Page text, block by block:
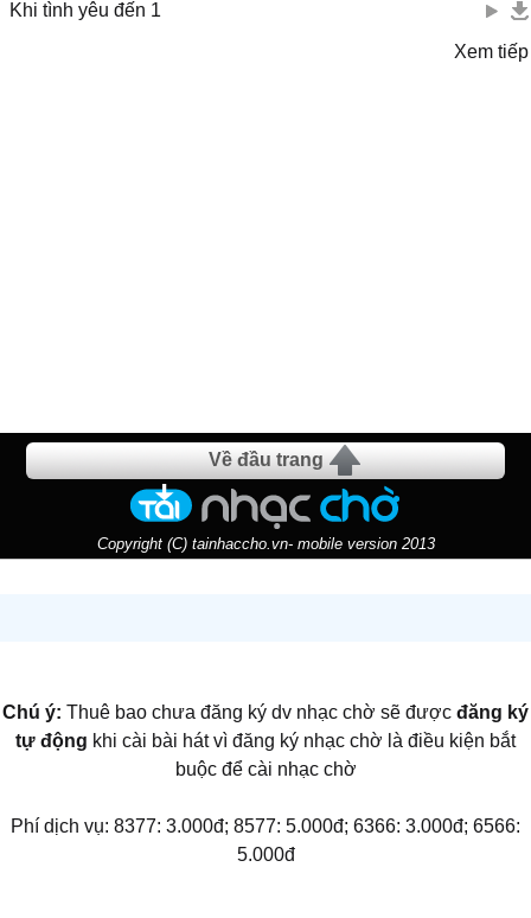
Khi tình yêu đến 1
Xem tiếp
Về đầu trang
Copyright (C) tainhaccho.vn- mobile version 2013
Chú ý: Thuê bao chưa đăng ký dv nhạc chờ sẽ được đăng ký
tự động khi cài bài hát vì đăng ký nhạc chờ là điều kiện bắt
buộc để cài nhạc chờ
Phí dịch vụ: 8377: 3.000đ; 8577: 5.000đ; 6366: 3.000đ; 6566:
5.000đ